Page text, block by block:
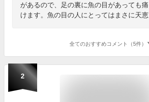
があるので、足の裏に魚の目があっても
けます。魚の目の人にとってはまさに天恵
全てのおすすめコメント（5件）
2